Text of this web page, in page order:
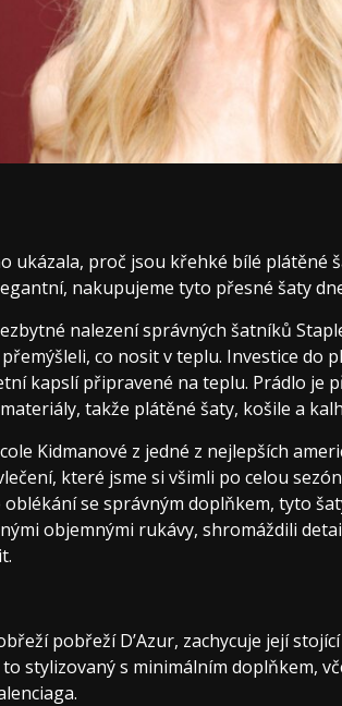
ukázala, proč jsou křehké bílé plátěné
nakupujeme tyto přesné šaty
nalezení správných šatníků
co nosit v teplu. Investice do
kapslí připravené na teplu. Prádlo je
takže plátěné šaty, košile a
Kidmanové z jedné z nejlepších
které jsme si všimli po celou
se správným doplňkem, tyto
objemnými rukávy, shromáždili
pobřeží D’Azur, zachycuje její
to stylizovaný s minimálním doplňkem,